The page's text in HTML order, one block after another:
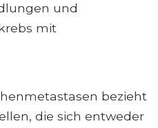
und
mit
bezieht
die sich entweder